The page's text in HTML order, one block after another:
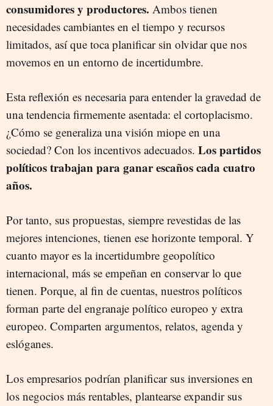
consumidores y productores. Ambos tienen
necesidades cambiantes en el tiempo y recursos
limitados, así que toca planificar sin olvidar que nos
movemos en un entorno de incertidumbre.
Esta reflexión es necesaria para entender la gravedad de
una tendencia firmemente asentada: el cortoplacismo.
¿Cómo se generaliza una visión miope en una
sociedad? Con los incentivos adecuados. Los partidos
políticos trabajan para ganar escaños cada cuatro
años.
Por tanto, sus propuestas, siempre revestidas de las
mejores intenciones, tienen ese horizonte temporal. Y
cuanto mayor es la incertidumbre geopolítico
internacional, más se empeñan en conservar lo que
tienen. Porque, al fin de cuentas, nuestros políticos
forman parte del engranaje político europeo y extra
europeo. Comparten argumentos, relatos, agenda y
eslóganes.
Los empresarios podrían planificar sus inversiones en
los negocios más rentables, plantearse expandir sus